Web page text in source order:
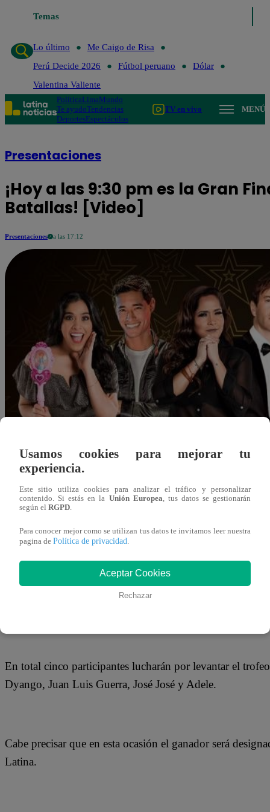
Temas
Lo último
Me Caigo de Risa
Perú Decide 2026
Fútbol peruano
Dólar
Valentina Valiente
PolíticaLimaMundo
Te ayudoTendencias
DeportesEspectáculos
TV en vivo MENÚ
Presentaciones
¡Hoy a las 9:30 pm es la Gran
Batallas! [Video]
Presentaciones a las 17:12
Redacción Latina
06 de marzo 2021
La jornada más esperada del principal programa de la
En total cinco participantes lucharán por levantar el
Dyango, Juan Luis Guerra, José José y Adele.
Cabe precisar que en esta ocasión el ganador será
Latina.
Usamos cookies para mejorar tu
experiencia.
Este sitio utiliza cookies para analizar el tráfico y personalizar
contenido. Si estás en la Unión Europea, tus datos se gestionarán
según el RGPD.
Para conocer mejor como se utilizan tus datos te invitamos leer nuestra
pagina de Política de privacidad.
Aceptar Cookies
Rechazar